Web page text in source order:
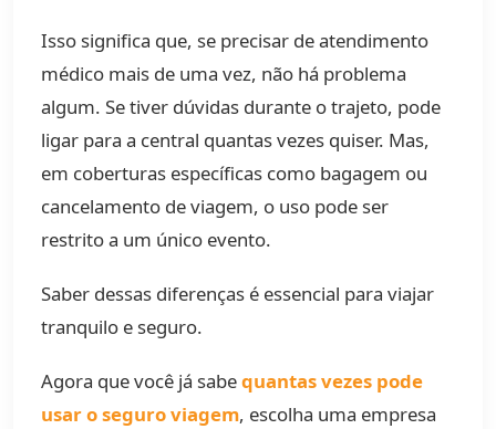
Isso significa que, se precisar de atendimento
médico mais de uma vez, não há problema
algum. Se tiver dúvidas durante o trajeto, pode
ligar para a central quantas vezes quiser. Mas,
em coberturas específicas como bagagem ou
cancelamento de viagem, o uso pode ser
restrito a um único evento.
Saber dessas diferenças é essencial para viajar
tranquilo e seguro.
Agora que você já sabequantas vezes pode
usar o seguro viagem, escolha uma empresa